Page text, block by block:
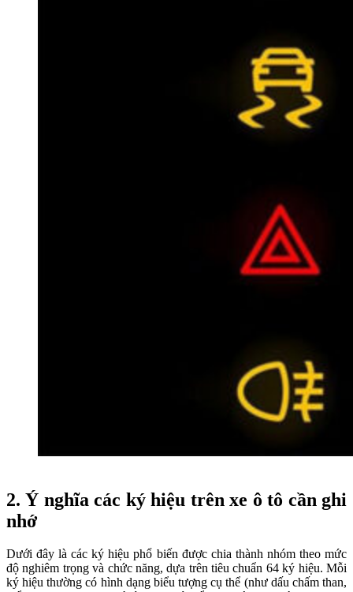
2.Ý nghĩa các ký hiệu trên xe ô tô cần ghi
nhớ
Dưới đây là các ký hiệu phổ biến được chia thành nhóm theo mức
độ nghiêm trọng và chức năng, dựa trên tiêu chuẩn 64 ký hiệu. Mỗi
ký hiệu thường có hình dạng biểu tượng cụ thể (như dấu chấm than,